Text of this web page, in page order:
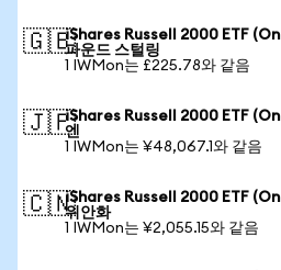
🇬🇧iShares Russell 2000 ETF
파운드 스털링
1 IWMon는 £225.78와 같음
🇯🇵iShares Russell 2000 ETF
엔
1 IWMon는 ¥48,067.1와 같음
🇨🇳iShares Russell 2000 ETF
위안화
1 IWMon는 ¥2,055.15와 같음